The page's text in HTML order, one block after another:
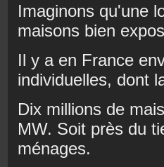
Imaginons qu'une
maisons bien
Il y a en France
individuelles, dont
Dix millions de
MW. Soit près du
ménages.